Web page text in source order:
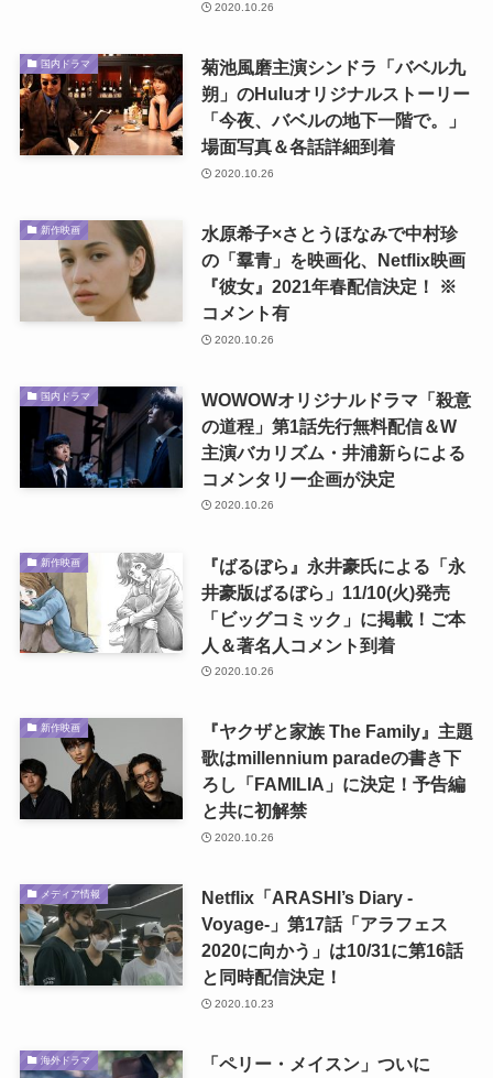
2020.10.26
国内ドラマ
菊池風磨主演シンドラ「バベル九
朔」のHuluオリジナルストーリー
「今夜、バベルの地下一階で。」
場面写真＆各話詳細到着
2020.10.26
新作映画
水原希子×さとうほなみで中村珍
の「羣青」を映画化、Netflix映画
『彼女』2021年春配信決定！ ※
コメント有
2020.10.26
国内ドラマ
WOWOWオリジナルドラマ「殺意
の道程」第1話先行無料配信＆W
主演バカリズム・井浦新らによる
コメンタリー企画が決定
2020.10.26
新作映画
『ばるぼら』永井豪氏による「永
井豪版ばるぼら」11/10(火)発売
「ビッグコミック」に掲載！ご本
人＆著名人コメント到着
2020.10.26
新作映画
『ヤクザと家族 The Family』主題
歌はmillennium paradeの書き下
ろし「FAMILIA」に決定！予告編
と共に初解禁
2020.10.26
メディア情報
Netflix「ARASHI’s Diary -
Voyage-」第17話「アラフェス
2020に向かう」は10/31に第16話
と同時配信決定！
2020.10.23
海外ドラマ
「ペリー・メイスン」ついに